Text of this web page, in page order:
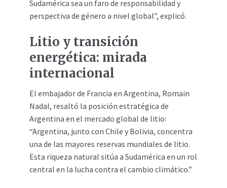
Sudamérica sea un faro de responsabilidad y
perspectiva de género a nivel global”, explicó.
Litio y transición
energética: mirada
internacional
El embajador de Francia en Argentina, Romain
Nadal, resaltó la posición estratégica de
Argentina en el mercado global de litio:
“Argentina, junto con Chile y Bolivia, concentra
una de las mayores reservas mundiales de litio.
Esta riqueza natural sitúa a Sudamérica en un rol
central en la lucha contra el cambio climático.”